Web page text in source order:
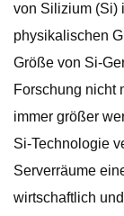
von Silizium (Si)
physikalischen
Größe von Si-
Forschung nicht
immer größer
Si-Technologie
Serverräume
wirtschaftlich